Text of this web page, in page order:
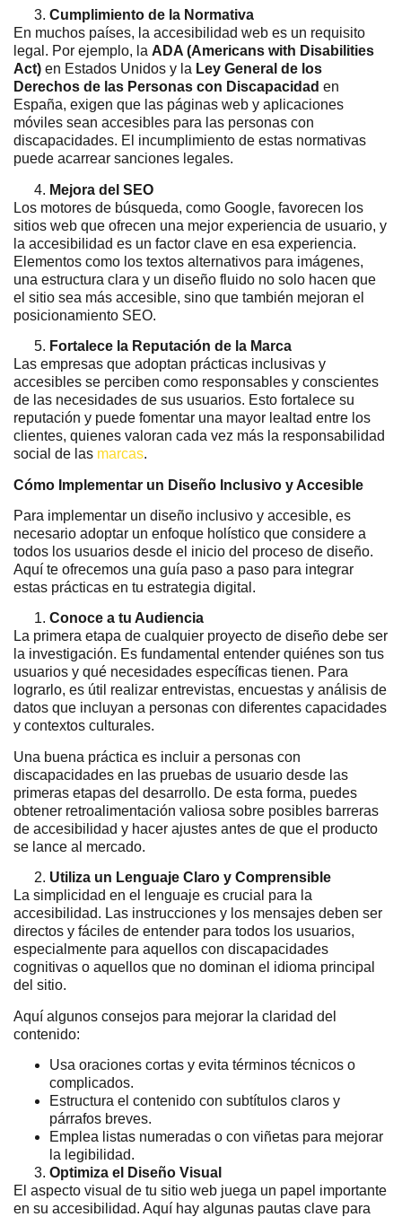
Cumplimiento de la Normativa
En muchos países, la accesibilidad web es un requisito
legal. Por ejemplo, la ADA (Americans with Disabilities
Act) en Estados Unidos y la Ley General de los
Derechos de las Personas con Discapacidad en
España, exigen que las páginas web y aplicaciones
móviles sean accesibles para las personas con
discapacidades. El incumplimiento de estas normativas
puede acarrear sanciones legales.
Mejora del SEO
Los motores de búsqueda, como Google, favorecen los
sitios web que ofrecen una mejor experiencia de usuario, y
la accesibilidad es un factor clave en esa experiencia.
Elementos como los textos alternativos para imágenes,
una estructura clara y un diseño fluido no solo hacen que
el sitio sea más accesible, sino que también mejoran el
posicionamiento SEO.
Fortalece la Reputación de la Marca
Las empresas que adoptan prácticas inclusivas y
accesibles se perciben como responsables y conscientes
de las necesidades de sus usuarios. Esto fortalece su
reputación y puede fomentar una mayor lealtad entre los
clientes, quienes valoran cada vez más la responsabilidad
social de las marcas.
Cómo Implementar un Diseño Inclusivo y Accesible
Para implementar un diseño inclusivo y accesible, es
necesario adoptar un enfoque holístico que considere a
todos los usuarios desde el inicio del proceso de diseño.
Aquí te ofrecemos una guía paso a paso para integrar
estas prácticas en tu estrategia digital.
Conoce a tu Audiencia
La primera etapa de cualquier proyecto de diseño debe ser
la investigación. Es fundamental entender quiénes son tus
usuarios y qué necesidades específicas tienen. Para
lograrlo, es útil realizar entrevistas, encuestas y análisis de
datos que incluyan a personas con diferentes capacidades
y contextos culturales.
Una buena práctica es incluir a personas con
discapacidades en las pruebas de usuario desde las
primeras etapas del desarrollo. De esta forma, puedes
obtener retroalimentación valiosa sobre posibles barreras
de accesibilidad y hacer ajustes antes de que el producto
se lance al mercado.
Utiliza un Lenguaje Claro y Comprensible
La simplicidad en el lenguaje es crucial para la
accesibilidad. Las instrucciones y los mensajes deben ser
directos y fáciles de entender para todos los usuarios,
especialmente para aquellos con discapacidades
cognitivas o aquellos que no dominan el idioma principal
del sitio.
Aquí algunos consejos para mejorar la claridad del
contenido:
Usa oraciones cortas y evita términos técnicos o
complicados.
Estructura el contenido con subtítulos claros y
párrafos breves.
Emplea listas numeradas o con viñetas para mejorar
la legibilidad.
Optimiza el Diseño Visual
El aspecto visual de tu sitio web juega un papel importante
en su accesibilidad. Aquí hay algunas pautas clave para